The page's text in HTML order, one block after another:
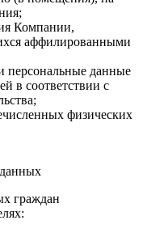
Компании,
аффилированными
персональные данные
в соответствии с
физических
граждан